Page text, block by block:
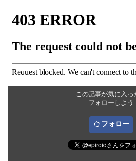
この記事が気に入っ
フォローしよう
フォロー